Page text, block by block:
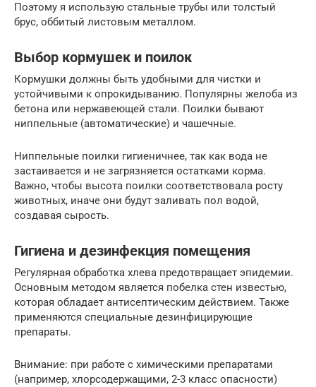
Поэтому я использую стальные трубы или толстый
брус, оббитый листовым металлом.
Выбор кормушек и поилок
Кормушки должны быть удобными для чистки и
устойчивыми к опрокидыванию. Популярны желоба из
бетона или нержавеющей стали. Поилки бывают
ниппельные (автоматические) и чашечные.
Ниппельные поилки гигиеничнее, так как вода не
застаивается и не загрязняется остатками корма.
Важно, чтобы высота поилки соответствовала росту
животных, иначе они будут заливать пол водой,
создавая сырость.
Гигиена и дезинфекция помещения
Регулярная обработка хлева предотвращает эпидемии.
Основным методом является побелка стен известью,
которая обладает антисептическим действием. Также
применяются специальные дезинфицирующие
препараты.
Внимание: при работе с химическими препаратами
(например, хлорсодержащими, 2-3 класс опасности)